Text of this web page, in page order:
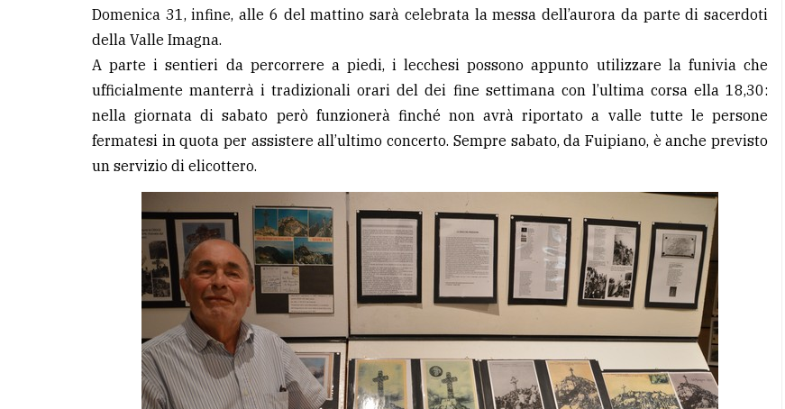
Domenica 31, infine, alle 6 del mattino sarà celebrata la messa dell’aurora da parte di sacerdoti
della Valle Imagna.
A parte i sentieri da percorrere a piedi, i lecchesi possono appunto utilizzare la funivia che
ufficialmente manterrà i tradizionali orari del dei fine settimana con l’ultima corsa ella 18,30:
nella giornata di sabato però funzionerà finché non avrà riportato a valle tutte le persone
fermatesi in quota per assistere all’ultimo concerto. Sempre sabato, da Fuipiano, è anche previsto
un servizio di elicottero.